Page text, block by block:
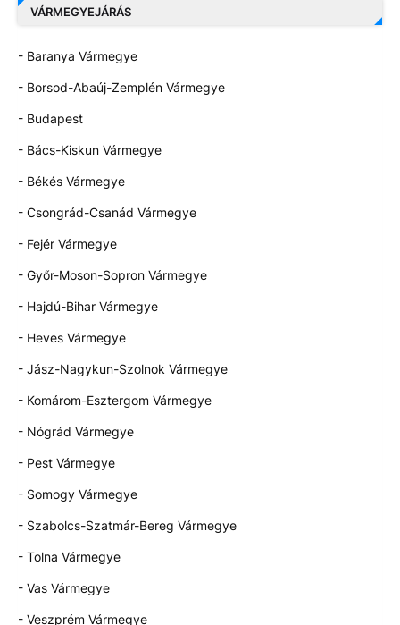
VÁRMEGYEJÁRÁS
- Baranya Vármegye
- Borsod-Abaúj-Zemplén Vármegye
- Budapest
- Bács-Kiskun Vármegye
- Békés Vármegye
- Csongrád-Csanád Vármegye
- Fejér Vármegye
- Győr-Moson-Sopron Vármegye
- Hajdú-Bihar Vármegye
- Heves Vármegye
- Jász-Nagykun-Szolnok Vármegye
- Komárom-Esztergom Vármegye
- Nógrád Vármegye
- Pest Vármegye
- Somogy Vármegye
- Szabolcs-Szatmár-Bereg Vármegye
- Tolna Vármegye
- Vas Vármegye
- Veszprém Vármegye